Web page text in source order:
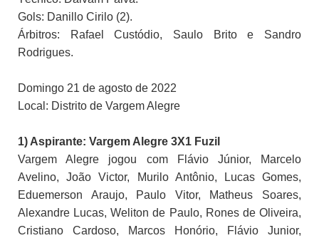
Gols: Danillo Cirilo (2).
Árbitros: Rafael Custódio, Saulo Brito e Sandro
Rodrigues.
Domingo 21 de agosto de 2022
Local: Distrito de Vargem Alegre
1) Aspirante: Vargem Alegre 3X1 Fuzil
Vargem Alegre jogou com Flávio Júnior, Marcelo
Avelino, João Victor, Murilo Antônio, Lucas Gomes,
Eduemerson Araujo, Paulo Vitor, Matheus Soares,
Alexandre Lucas, Weliton de Paulo, Rones de Oliveira,
Cristiano Cardoso, Marcos Honório, Flávio Junior,